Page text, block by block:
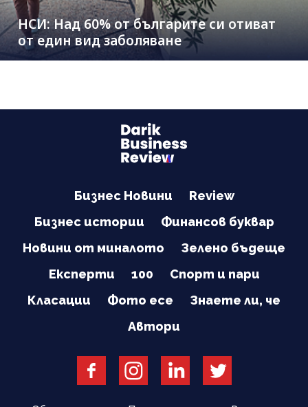
НСИ: Над 60% от българите си отиват
от един вид заболяване
Бизнес Новини
Review
Бизнес истории
Финансов буквар
Новини от миналото
Зелено бъдеще
Експерти
100
Спорт и пари
Класации
Фото есе
Знаете ли, че
Автори